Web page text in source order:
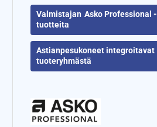
Asko Professional -
tuotteita
Astianpesukoneet integroitavat
tuoteryhmästä